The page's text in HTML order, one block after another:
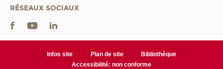
RÉSEAUX SOCIAUX
Infos site Plan de site
Bibliothèque
Accessibilité: non conforme